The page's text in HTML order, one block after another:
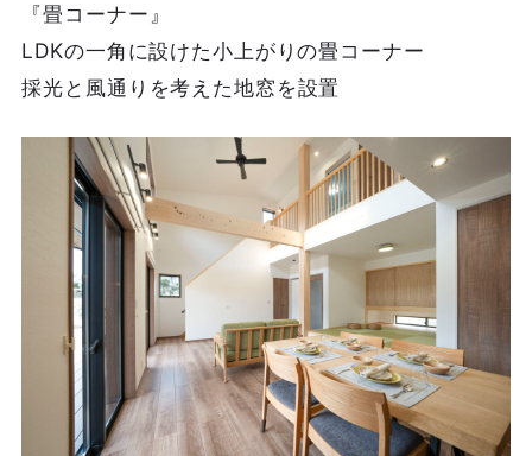
『畳コーナー』
LDKの一角に設けた小上がりの畳コーナー
採光と風通りを考えた地窓を設置